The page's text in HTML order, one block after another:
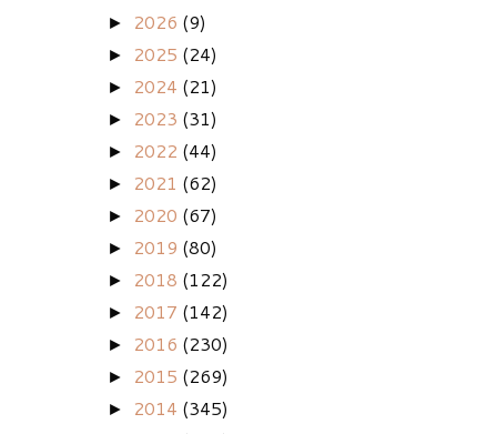
► 2026 (9)
► 2025 (24)
► 2024 (21)
► 2023 (31)
► 2022 (44)
► 2021 (62)
► 2020 (67)
► 2019 (80)
► 2018 (122)
► 2017 (142)
► 2016 (230)
► 2015 (269)
► 2014 (345)